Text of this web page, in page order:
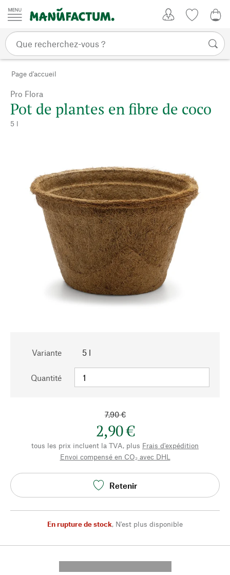
Passer au contenu
Page d'accueil
Pro Flora
Pot de plantes en fibre de coco
5 l
Variante 5 l
Quantité
7,90 €
2,90 €
tous les prix incluent la TVA, plus Frais d'expédition
Envoi compensé en CO₂ avec DHL
Retenir
En rupture de stock, N'est plus disponible